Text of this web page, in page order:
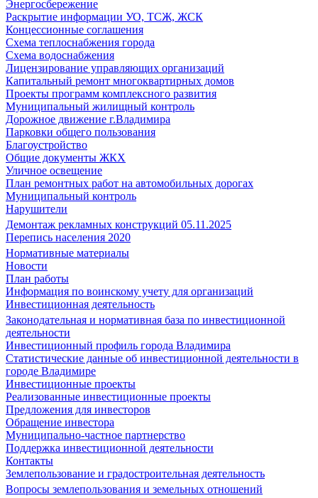
Энергосбережение
Раскрытие информации УО, ТСЖ, ЖСК
Концессионные соглашения
Схема теплоснабжения города
Схема водоснабжения
Лицензирование управляющих организаций
Капитальный ремонт многоквартирных домов
Проекты программ комплексного развития
Муниципальный жилищный контроль
Дорожное движение г.Владимира
Парковки общего пользования
Благоустройство
Общие документы ЖКХ
Уличное освещение
План ремонтных работ на автомобильных дорогах
Муниципальный контроль
Нарушители
Демонтаж рекламных конструкций 05.11.2025
Перепись населения 2020
Нормативные материалы
Новости
План работы
Информация по воинскому учету для организаций
Инвестиционная деятельность
Законодательная и нормативная база по инвестиционной
деятельности
Инвестиционный профиль города Владимира
Статистические данные об инвестиционной деятельности в
городе Владимире
Инвестиционные проекты
Реализованные инвестиционные проекты
Предложения для инвесторов
Обращение инвестора
Муниципально-частное партнерство
Поддержка инвестиционной деятельности
Контакты
Землепользование и градостроительная деятельность
Вопросы землепользования и земельных отношений